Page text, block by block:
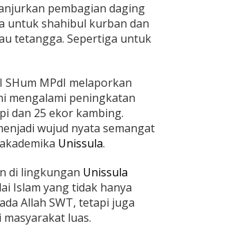
pembagian daging
untuk shahibul kurban dan
tetangga. Sepertiga untuk
SHum MPdI melaporkan
mengalami peningkatan
dan 25 ekor kambing.
wujud nyata semangat
Unissula.
di lingkungan Unissula
Islam yang tidak hanya
Allah SWT, tetapi juga
luas.